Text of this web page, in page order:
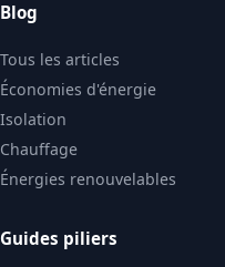
Blog
Tous les articles
Économies d'énergie
Isolation
Chauffage
Énergies renouvelables
Guides piliers